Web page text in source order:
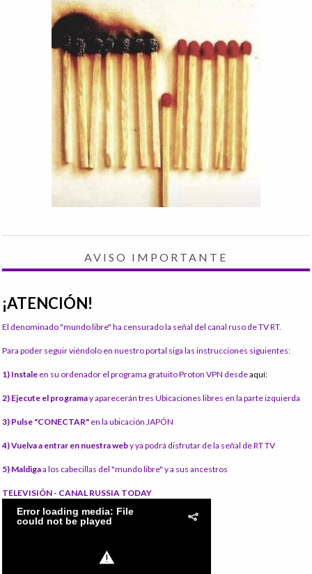
AVISO IMPORTANTE
¡ATENCIÓN!
El denominado "mundo libre" ha censurado la señal del canal ruso de TV RT.
Para poder seguir viéndolo en nuestro portal siga las instrucciones siguientes:
1) Instale en su ordenador el programa gratuito Proton VPN desdeaquí:
2) Ejecute el programay aparecerán tres Ubicaciones libres en la parte izquierda
3) Pulse "CONECTAR" en la ubicación JAPÓN
4) Vuelva a entrar en nuestra weby ya podrá disfrutar de la señal de RT TV
5) Maldigaa los cabecillas del "mundo libre" y a sus ancestros
TELEVISIÓN - CANAL RUSSIA TODAY